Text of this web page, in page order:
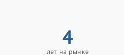
4
лет на рынке